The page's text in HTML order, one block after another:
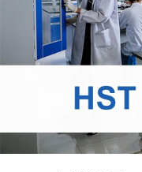
司
介